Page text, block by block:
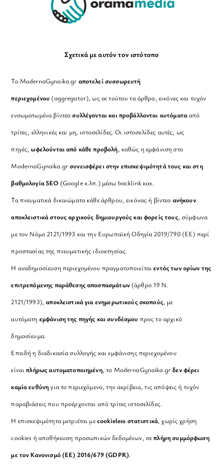
Σχετικά με αυτόν τον ιστότοπο
Το ModernaGynaika.gr αποτελεί συσσωρευτή
περιεχομένου (aggregator), ως εκ τούτου τα άρθρα, εικόνες και τυχόν
ενσωματωμένα βίντεοσυλλέγονται και προβάλλονται αυτόματααπό
τρίτες, ελληνικές και μη, ιστοσελίδες. Οι ιστοσελίδες αυτές, ως
πηγές,ωφελούνται από κάθε προβολή, καθώς η εμφάνιση στο
ModernaGynaika.grσυνεισφέρει στην επισκεψιμότητά τους και στη
βαθμολογία SEO (Google κ.λπ.) μέσω backlink κοκ.
Τα πνευματικά δικαιώματα κάθε άρθρου, εικόνας ή βίντεο ανήκουν
αποκλειστικά στους αρχικούς δημιουργούς και φορείς τους, σύμφωνα
με τον Νόμο 2121/1993 και την Ευρωπαϊκή Οδηγία 2019/790 (ΕΕ) περί
προστασίας της πνευματικής ιδιοκτησίας.
Η αναδημοσίευση περιεχομένου πραγματοποιείταιεντός των ορίων της
επιτρεπόμενης παράθεσης αποσπασμάτων(άρθρο 19 Ν.
2121/1993), αποκλειστικά για ενημερωτικούς σκοπούς, με
αυτόματη εμφάνιση της πηγής και συνδέσμου προς το αρχικό
δημοσίευμα.
Επειδή η διαδικασία συλλογής και εμφάνισης περιεχομένου
είναιπλήρως αυτοματοποιημένη, το ModernaGynaika.grδεν φέρει
καμία ευθύνηγια το περιεχόμενο, την ακρίβεια, τις απόψεις ή τυχόν
παραβιάσεις που προέρχονται από τρίτες ιστοσελίδες.
Η επισκεψιμότητα μετριέται μεcookieless στατιστικά, χωρίς χρήση
cookies ή αποθήκευση προσωπικών δεδομένων, σεπλήρη συμμόρφωση
με τον Κανονισμό (ΕΕ) 2016/679 (GDPR).